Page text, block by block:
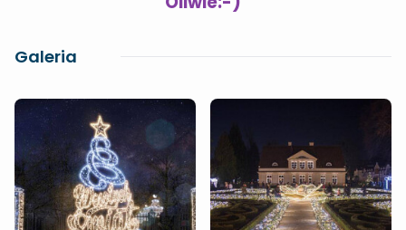
Galeria